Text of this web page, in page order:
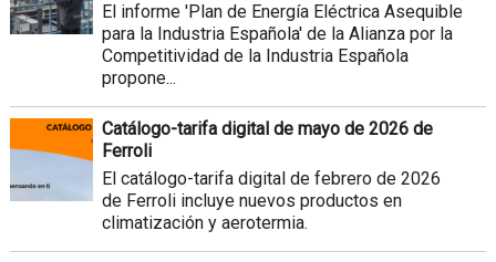
El informe 'Plan de Energía Eléctrica Asequible
para la Industria Española' de la Alianza por la
Competitividad de la Industria Española
propone...
Catálogo-tarifa digital de mayo de 2026 de
Ferroli
El catálogo-tarifa digital de febrero de 2026
de Ferroli incluye nuevos productos en
climatización y aerotermia.